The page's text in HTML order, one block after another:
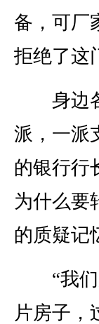
备，可厂
拒绝了这
身边各
派，一派
的银行行
为什么要
的质疑记
“我们
片房子，